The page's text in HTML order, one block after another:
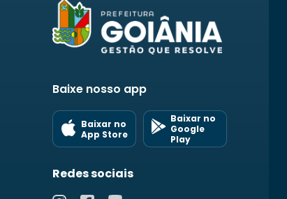
Baixe nosso app
Baixar no
App Store
Baixar no
Google
Play
Redes sociais